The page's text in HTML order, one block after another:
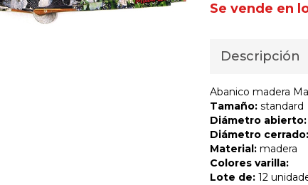
Se vende en
Descripción
Abanico madera
Tamaño: standard
Diámetro abierto:
Diámetro cerrado:
Material: madera
Colores varilla:
Lote de: 12